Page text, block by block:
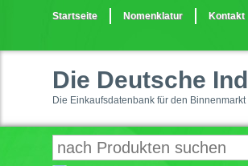
Startseite Nomenklatur Kontakt
Die Deutsche
Die Einkaufsdatenbank für den